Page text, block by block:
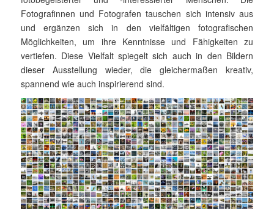
Fotografinnen und Fotografen tauschen sich intensiv aus
und ergänzen sich in den vielfältigen foto­gra­fischen
Möglichkeiten, um ihre Kenntnisse und Fähigkeiten zu
vertiefen. Diese Vielfalt spiegelt sich auch in den Bildern
dieser Ausstellung wieder, die gleichermaßen kreativ,
spannend wie auch inspirierend sind.